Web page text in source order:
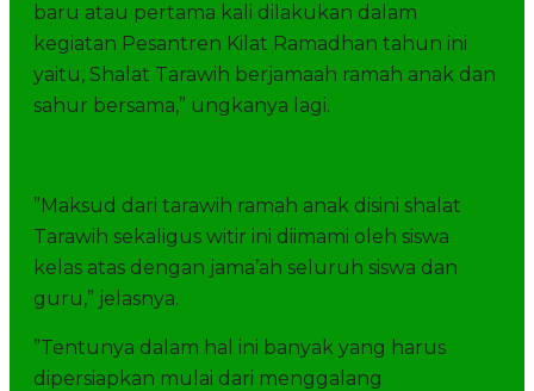
baru atau pertama kali dilakukan dalam
kegiatan Pesantren Kilat Ramadhan tahun ini
yaitu, Shalat Tarawih berjamaah ramah anak dan
sahur bersama,” ungkanya lagi.
”Maksud dari tarawih ramah anak disini shalat
Tarawih sekaligus witir ini diimami oleh siswa
kelas atas dengan jama’ah seluruh siswa dan
guru,” jelasnya.
”Tentunya dalam hal ini banyak yang harus
dipersiapkan mulai dari menggalang